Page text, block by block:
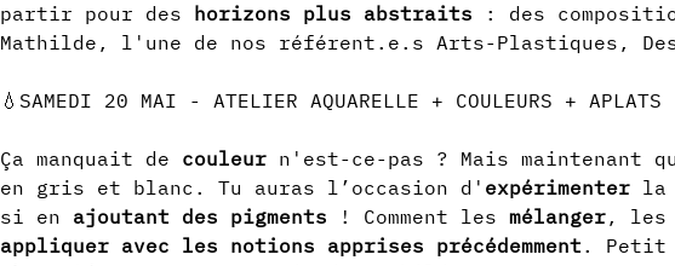
partir pour des horizons plus abstraits : des
Mathilde, l'une de nos référent.e.s Arts-Plastiques,
Ça manquait de couleur n'est-ce-pas ? Mais maintenant
en gris et blanc. Tu auras l’occasion d' expérimenter la
si en ajoutant des pigments ! Comment les mélanger, les
appliquer avec les notions apprises précédemment . Petit